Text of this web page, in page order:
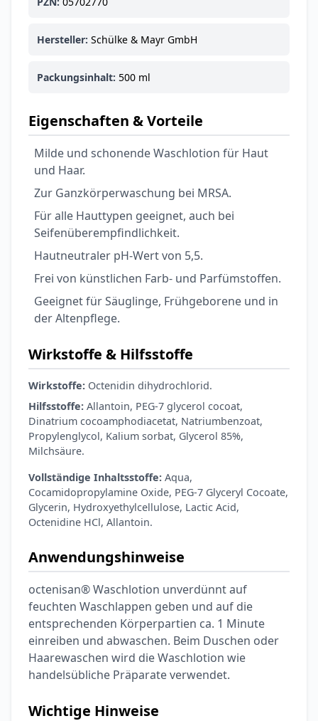
Ohrstöpsel
ARZNEIMITTEL & GESUNDHEIT
Alkoholtupfer,
100 Stück
3,75 €
Lefax® extra
Kautabletten
7,69 € 8,09 € -5%
ARZNEIMITTEL & GESUNDHEIT
Hametum
Hämorrhoidensalbe:
Bei Hämorrhoiden
& Juckreiz
12,04 € 12,95 € -7%
Hersteller: Schülke & Mayr GmbH
Packungsinhalt: 500 ml
Eigenschaften & Vorteile
Milde und schonende Waschlotion für Haut
und Haar.
Zur Ganzkörperwaschung bei MRSA.
Für alle Hauttypen geeignet, auch bei
Seifenüberempfindlichkeit.
Hautneutraler pH-Wert von 5,5.
Frei von künstlichen Farb- und Parfümstoffen.
Geeignet für Säuglinge, Frühgeborene und in
der Altenpflege.
Wirkstoffe & Hilfsstoffe
Wirkstoffe: Octenidin dihydrochlorid.
Hilfsstoffe: Allantoin, PEG-7 glycerol cocoat,
Dinatrium cocoamphodiacetat, Natriumbenzoat,
Propylenglycol, Kalium sorbat, Glycerol 85%,
Milchsäure.
Vollständige Inhaltsstoffe: Aqua,
Cocamidopropylamine Oxide, PEG-7 Glyceryl Cocoate,
Glycerin, Hydroxyethylcellulose, Lactic Acid,
Octenidine HCl, Allantoin.
Anwendungshinweise
octenisan® Waschlotion unverdünnt auf
feuchten Waschlappen geben und auf die
entsprechenden Körperpartien ca. 1 Minute
einreiben und abwaschen. Beim Duschen oder
Haarewaschen wird die Waschlotion wie
handelsübliche Präparate verwendet.
Wichtige Hinweise